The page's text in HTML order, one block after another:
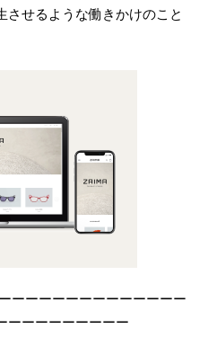
させるような働きかけのこと
ーーーーーーーーーーーーー
ーーーーーーーーー